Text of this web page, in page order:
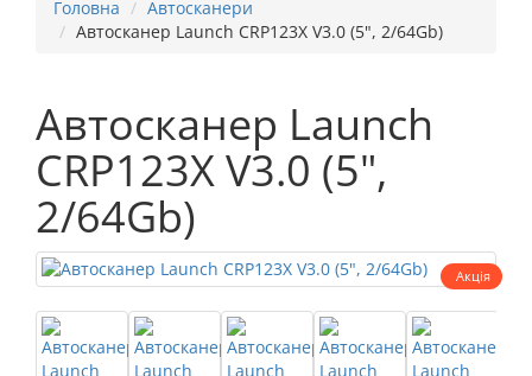
Головна
Автосканери
Автосканер Launch CRP123X V3.0 (5", 2/64Gb)
Автосканер Launch
CRP123X V3.0 (5",
2/64Gb)
Акція